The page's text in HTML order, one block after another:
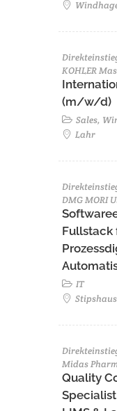
KOHLER
(m/w/d)
Sales,
Lahr
DMG MORI
Fullstack
IT
Midas
Quality